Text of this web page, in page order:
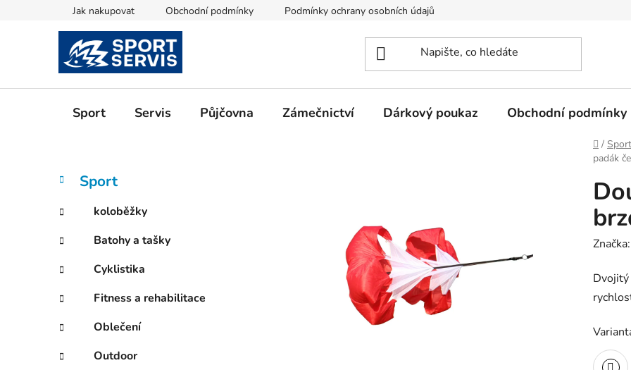
Jak nakupovat Obchodní podmínky Podmínky ochrany osobních údajů
Sport Servis Půjčovna Zámečnictví Dárkový poukaz Obchodní podmínky
Domů
/ Sport
padák
P
s
r
a
n
í
p
a
Přeskočit
kategorie
K
a
e
g
o
r
e
Sport
koloběžky
Batohy a tašky
Cyklistika
Fitness a rehabilitace
Oblečení
Outdoor
Značka: